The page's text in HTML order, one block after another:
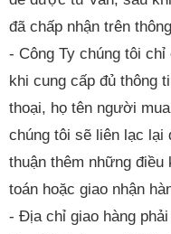
đã chấp nhận trên
- Công Ty chúng tôi
khi cung cấp đủ thông
thoại, họ tên người
chúng tôi sẽ liên lạc lại
thuận thêm những điều
toán hoặc giao nhận
- Địa chỉ giao hàng